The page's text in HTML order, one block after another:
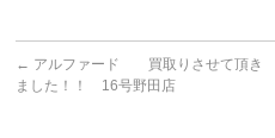
← アルファード 買取りさせて頂き
ました！！ 16号野田店